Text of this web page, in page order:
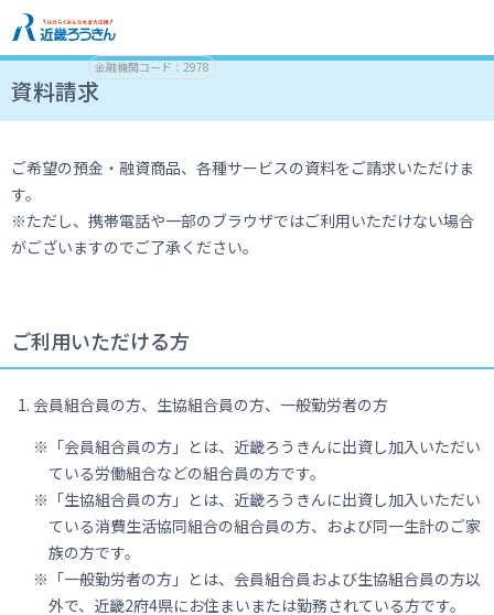
金融機関コード：2978
資料請求
ご希望の預金・融資商品、各種サービスの資料をご請求いただけま
す。
※ただし、携帯電話や一部のブラウザではご利用いただけない場合
がございますのでご了承ください。
ご利用いただける方
会員組合員の方、生協組合員の方、一般勤労者の方
「会員組合員の方」とは、近畿ろうきんに出資し加入いただい
ている労働組合などの組合員の方です。
「生協組合員の方」とは、近畿ろうきんに出資し加入いただい
ている消費生活協同組合の組合員の方、および同一生計のご家
族の方です。
「一般勤労者の方」とは、会員組合員および生協組合員の方以
外で、近畿2府4県にお住まいまたは勤務されている方です。